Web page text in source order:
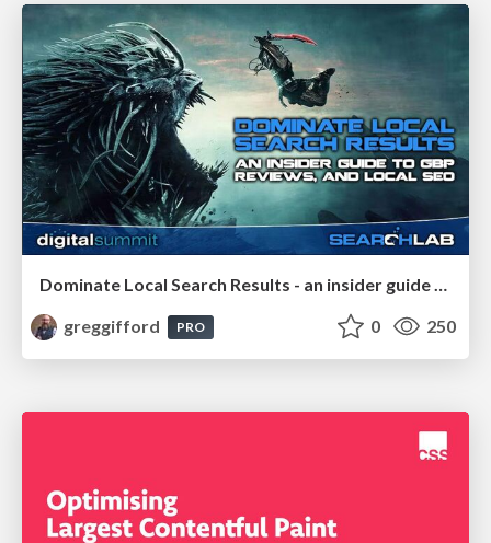
Dominate Local Search Results - an insider guide to GBP, reviews, and Local SEO
greggifford
PRO 0 250